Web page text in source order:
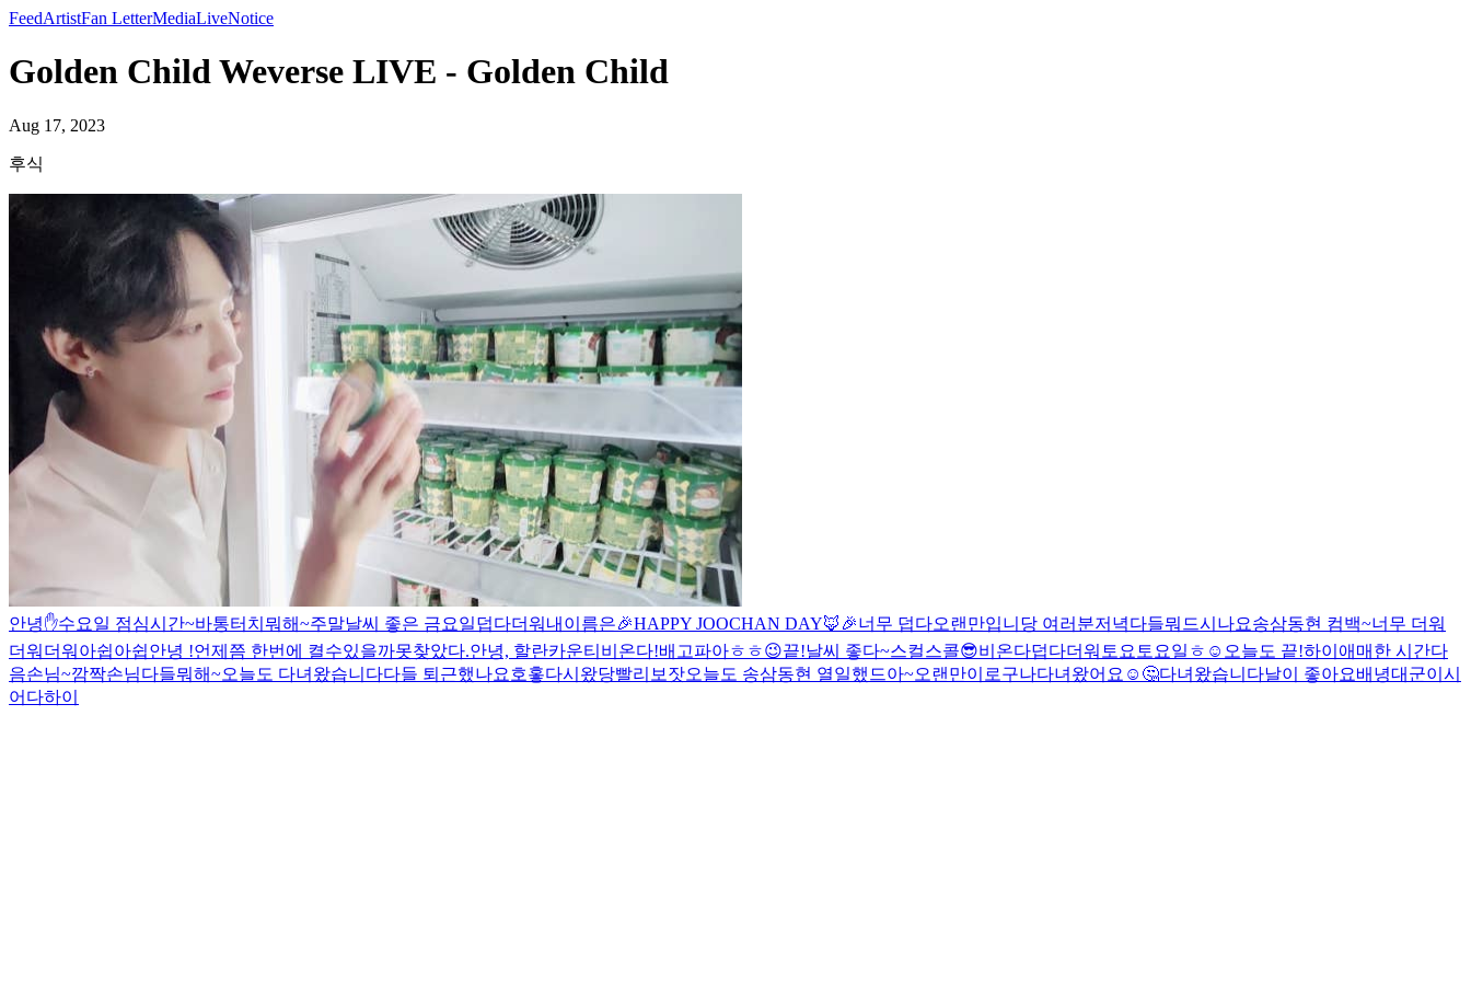
FeedArtistFan LetterMediaLiveNotice
Golden Child Weverse LIVE - Golden Child
Aug 17, 2023
후식
안녕✋수요일 점심시간~바통터치 뭐해~주말날씨 좋은 금요일덥다더워 내이름은🎉HAPPY JOOCHAN DAY🦊🎉너무 덥다오랜만입니당 여러분저녁다들뭐드시나요송삼동현 컴백~너무 더워
더워더워 아쉽아쉽안녕 !언제쯤 한번에 켤수있을까못찾았다.안녕, 할란카운티 비온다!배고파아ㅎㅎ😉끝!날씨 좋다~스컬스콜😎비온다덥다더워 토요토요일 ㅎ ☺️ 오늘도 끝!하이 애매한 시간다
음손님~깜짝손님다들뭐해~오늘도 다녀왔습니다다들 퇴근했나요호홓다시왔당빨리보잣오늘도 송삼동현 열일했드아~오랜만이로구나다녀왔어요☺️ 🤔다녀왔습니다날이 좋아요배녕대군이시
어다하이